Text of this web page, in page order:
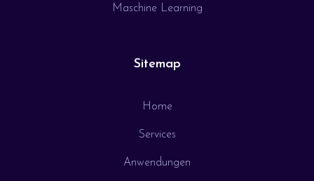
Maschine Learning
Sitemap
Home
Services
Anwendungen